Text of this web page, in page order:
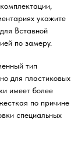
укажите
Вставной
по замеру.
тип
для пластиковых
имеет более
по причине
специальных